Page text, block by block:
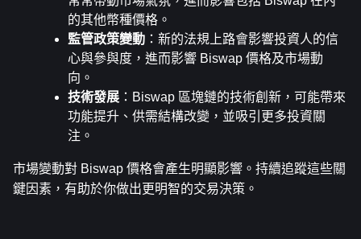
的其他幣種價格。
監管政策變動 ：新的法規上路會影響投資人的信
心與參與度，進而影響 Biswap 價格及市場動
向。
技術發展 ：Biswap 區塊鏈的技術創新，可能帶來
功能提升、供需結構改變，並吸引更多投資關
注。
市場變動對 Biswap 價格會產生明顯影響。持續追蹤這些關
鍵因素，有助於你做出更明智的交易決策。